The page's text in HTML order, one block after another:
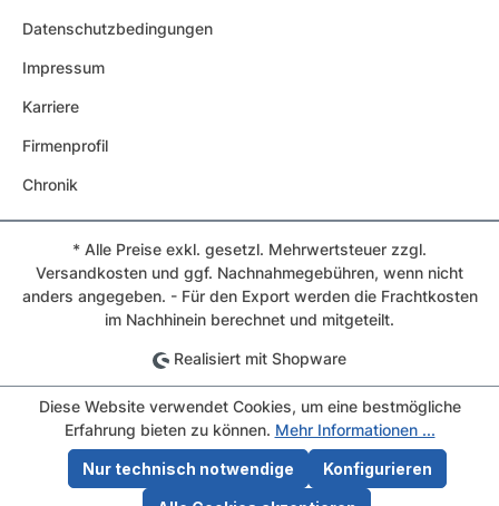
Datenschutzbedingungen
Impressum
Karriere
Firmenprofil
Chronik
* Alle Preise exkl. gesetzl. Mehrwertsteuer zzgl.
Versandkosten und ggf. Nachnahmegebühren, wenn nicht
anders angegeben. - Für den Export werden die Frachtkosten
im Nachhinein berechnet und mitgeteilt.
Realisiert mit Shopware
Diese Website verwendet Cookies, um eine bestmögliche
Erfahrung bieten zu können. Mehr Informationen ...
Nur technisch notwendige Konfigurieren